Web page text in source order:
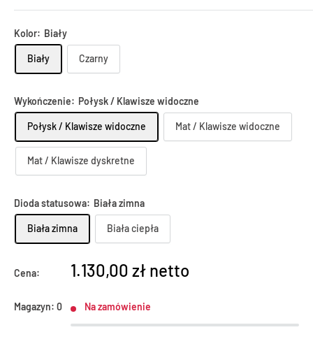
Kolor: Biały
Biały Czarny
Wykończenie: Połysk / Klawisze widoczne
Połysk / Klawisze widoczne Mat / Klawisze widoczne
Mat / Klawisze dyskretne
Dioda statusowa: Biała zimna
Biała zimna Biała ciepła
Cena: 1.130,00 zł netto
Magazyn: 0 Na zamówienie